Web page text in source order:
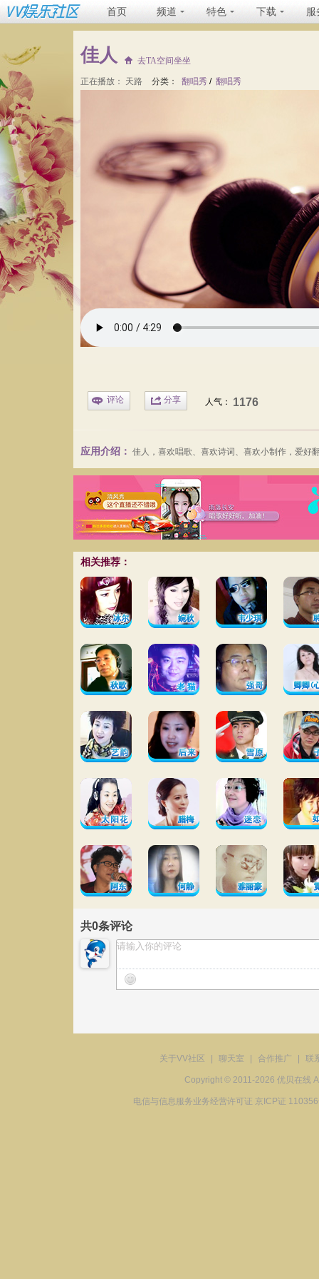
首页 频道 特色 下载 服
佳人 去TA空间坐坐
正在播放： 天路 分类： 翻唱秀 / 翻唱秀
评论 分享 人气： 1176
应用介绍： 佳人 ，喜欢唱歌、喜欢诗词、喜欢小制作，爱好
相关推荐：
共0条评论
关于VV社区 聊天室 合作推广 联
Copyright © 2011-2026 优贝在线
电信与信息服务业务经营许可证 京ICP证